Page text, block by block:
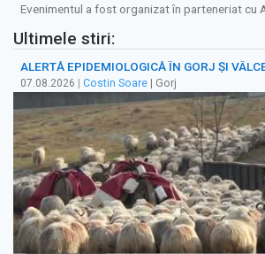
Evenimentul a fost organizat în parteneriat cu
Ultimele stiri:
ALERTĂ EPIDEMIOLOGICĂ ÎN GORJ ȘI
07.08.2026 Costin Soare | Gorj